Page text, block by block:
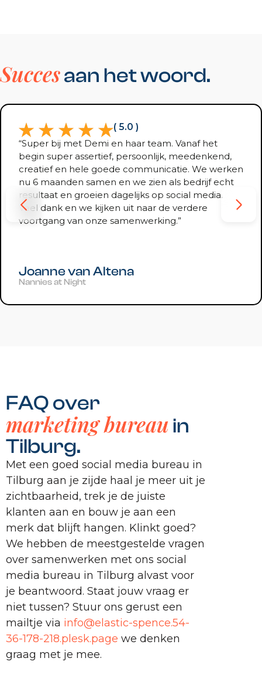
Succesaan het woord.
( 5.0 )
“Super bij met Demi en haar team. Vanaf het
begin super assertief, persoonlijk, meedenkend,
creatief en hele goede communicatie. We werken
nu 6 maanden samen en we zien als bedrijf echt
resultaat en groeien dagelijks op social media.
Veel dank en we kijken uit naar de verdere
voortgang van onze samenwerking.”
Joanne van Altena
Nannies at Night
FAQ over
marketing bureau in
Tilburg.
Met een goed social media bureau in
Tilburg aan je zijde haal je meer uit je
zichtbaarheid, trek je de juiste
klanten aan en bouw je aan een
merk dat blijft hangen. Klinkt goed?
We hebben de meestgestelde vragen
over samenwerken met ons social
media bureau in Tilburg alvast voor
je beantwoord. Staat jouw vraag er
niet tussen? Stuur ons gerust een
mailtje via info@elastic-spence.54-
36-178-218.plesk.page we denken
graag met je mee.